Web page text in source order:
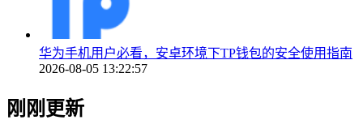
华为手机用户必看，安卓环境下TP钱包的安全使用指南
2026-08-05 13:22:57
刚刚更新